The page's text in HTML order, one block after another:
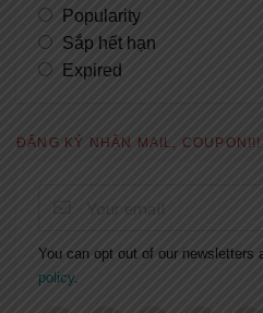
Popularity
Sắp hết hạn
Expired
ĐĂNG KÝ NHẬN MAIL, COUPON!!!
You can opt out of our newsletters
policy